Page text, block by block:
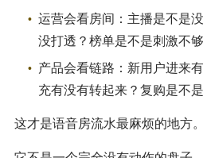
运营会看房间：主播是不是
没打透？榜单是不是刺激不
产品会看链路：新用户进来
充有没有转起来？复购是不
这才是语音房流水最麻烦的地方。